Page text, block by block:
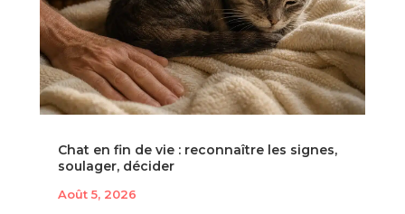
Chat en fin de vie : reconnaître les signes,
soulager, décider
Août 5, 2026